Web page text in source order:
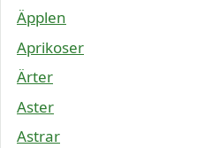
Äpplen
Aprikoser
Ärter
Aster
Astrar